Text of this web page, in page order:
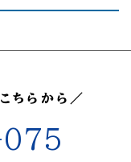
ちらから／